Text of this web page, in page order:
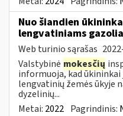
Nuo šiandien
lengvatiniams
Web turinio sąrašas
Valstybinė mokesčių
informuoja, kad
lengvatinių žemės ūkyje
dyzelinių...
Metai: 2022 Pagrindinis: